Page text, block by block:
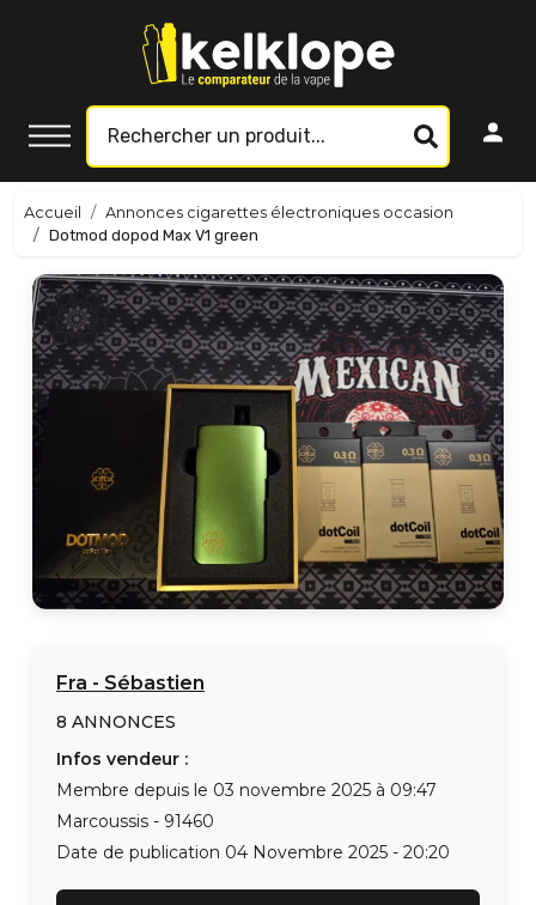
Accueil
Annonces cigarettes électroniques occasion
Dotmod dopod Max V1 green
Fra - Sébastien
8 ANNONCES
Infos vendeur :
Membre depuis le 03 novembre 2025 à 09:47
Marcoussis - 91460
Date de publication 04 Novembre 2025 - 20:20